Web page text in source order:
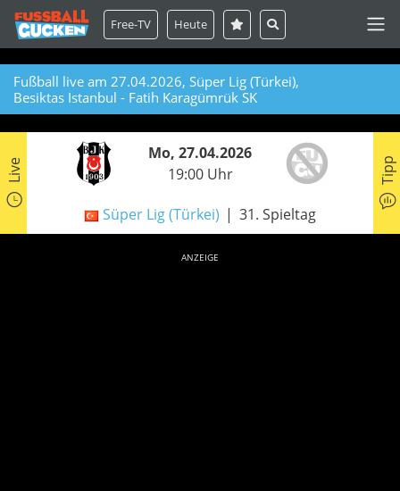
Free-TV Heute
Fußball live am 27.04.2026, Süper Lig (Türkei),
Besiktas Istanbul - Fatih Karagümrük SK
Live
Mo, 27.04.2026
19:00 Uhr
Süper Lig (Türkei) 31. Spieltag
Tipp
ANZEIGE